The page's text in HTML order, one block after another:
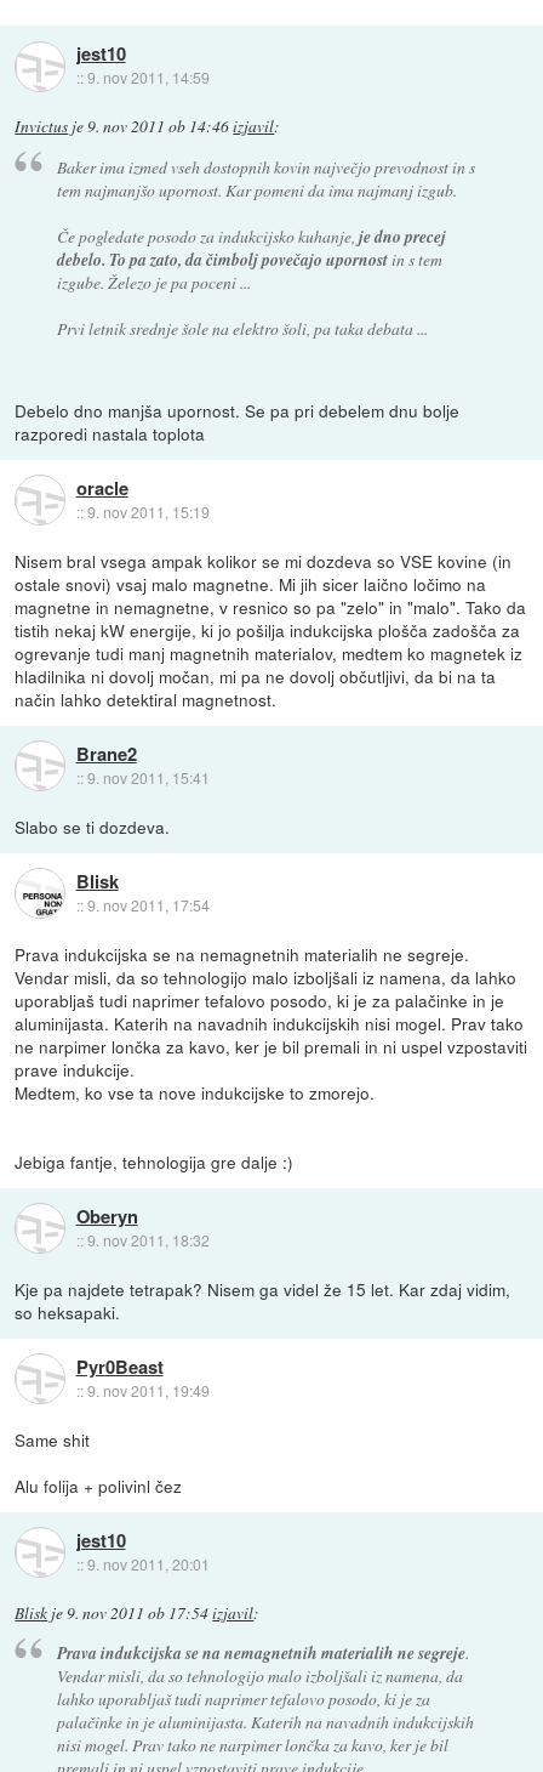
jest10
::9. nov 2011, 14:59
Invictus je9. nov 2011 ob 14:46izjavil:
Baker ima izmed vseh dostopnih kovin največjo prevodnost in s
tem najmanjšo upornost. Kar pomeni da ima najmanj izgub.
Če pogledate posodo za indukcijsko kuhanje, je dno precej
debelo. To pa zato, da čimbolj povečajo upornostin s tem
izgube. Železo je pa poceni ...
Prvi letnik srednje šole na elektro šoli, pa taka debata ...
Debelo dno manjša upornost. Se pa pri debelem dnu bolje
razporedi nastala toplota
oracle
::9. nov 2011, 15:19
Nisem bral vsega ampak kolikor se mi dozdeva so VSE kovine (in
ostale snovi) vsaj malo magnetne. Mi jih sicer laično ločimo na
magnetne in nemagnetne, v resnico so pa "zelo" in "malo". Tako da
tistih nekaj kW energije, ki jo pošilja indukcijska plošča zadošča za
ogrevanje tudi manj magnetnih materialov, medtem ko magnetek iz
hladilnika ni dovolj močan, mi pa ne dovolj občutljivi, da bi na ta
način lahko detektiral magnetnost.
Brane2
::9. nov 2011, 15:41
Slabo se ti dozdeva.
Blisk
::9. nov 2011, 17:54
Prava indukcijska se na nemagnetnih materialih ne segreje.
Vendar misli, da so tehnologijo malo izboljšali iz namena, da lahko
uporabljaš tudi naprimer tefalovo posodo, ki je za palačinke in je
aluminijasta. Katerih na navadnih indukcijskih nisi mogel. Prav tako
ne narpimer lončka za kavo, ker je bil premali in ni uspel vzpostaviti
prave indukcije.
Medtem, ko vse ta nove indukcijske to zmorejo.
Jebiga fantje, tehnologija gre dalje :)
Oberyn
::9. nov 2011, 18:32
Kje pa najdete tetrapak? Nisem ga videl že 15 let. Kar zdaj vidim,
so heksapaki.
Pyr0Beast
::9. nov 2011, 19:49
Same shit
Alu folija + polivinl čez
jest10
::9. nov 2011, 20:01
Blisk je9. nov 2011 ob 17:54izjavil:
Prava indukcijska se na nemagnetnih materialih ne segreje.
Vendar misli, da so tehnologijo malo izboljšali iz namena, da
lahko uporabljaš tudi naprimer tefalovo posodo, ki je za
palačinke in je aluminijasta. Katerih na navadnih indukcijskih
nisi mogel. Prav tako ne narpimer lončka za kavo, ker je bil